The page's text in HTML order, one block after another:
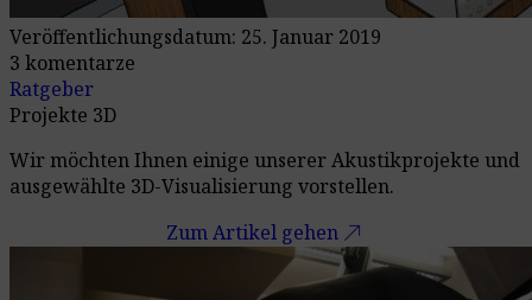
Veröffentlichungsdatum: 25. Januar 2019
3 komentarze
Ratgeber
Projekte 3D
Wir möchten Ihnen einige unserer Akustikprojekte und
ausgewählte 3D-Visualisierung vorstellen.
Zum Artikel gehencall_made